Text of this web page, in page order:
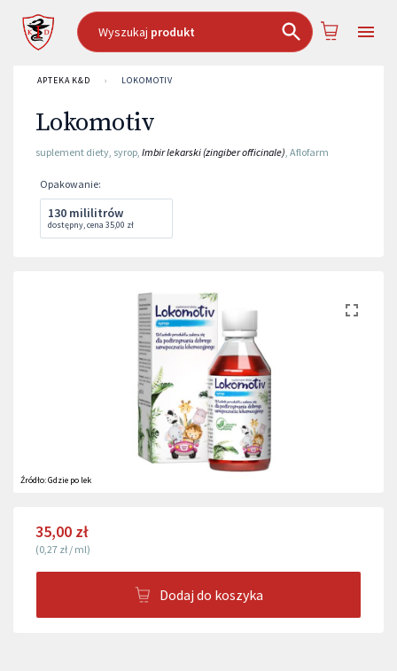
Wyszukaj produkt
APTEKA K&D › LOKOMOTIV
Lokomotiv
suplement diety, syrop, Imbir lekarski (zingiber officinale), Aflofarm
Opakowanie:
130 mililitrów
dostępny,cena 35,00 zł
Źródło:Gdzie po lek
35,00 zł
(0,27 zł / ml)
Dodaj do koszyka